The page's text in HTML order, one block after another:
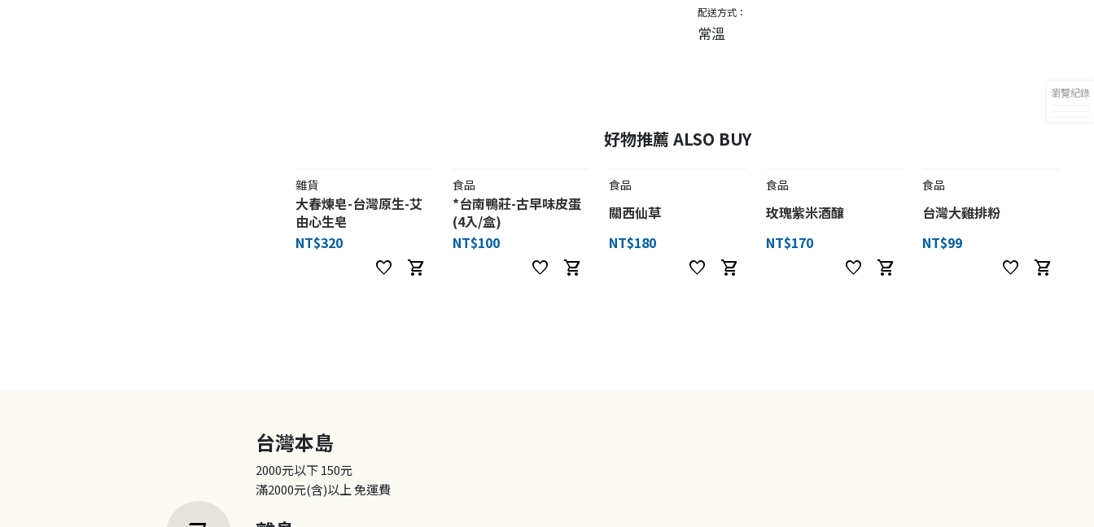
配送方式：
常溫
瀏覽紀錄
好物推薦 ALSO BUY
雜貨
大春煉皂-台灣原生-艾
由心生皂
NT$320
favorite shopping_cart
食品
*台南鴨莊-古早味皮蛋
(4入/盒)
NT$100
favorite shopping_cart
食品
關西仙草
NT$180
favorite shopping_cart
食品
玫瑰紫米酒釀
NT$170
favorite shopping_cart
食品
台灣大雞排粉
NT$99
favorite shopping_cart
台灣本島
2000元以下150元
滿2000元(含)以上免運費